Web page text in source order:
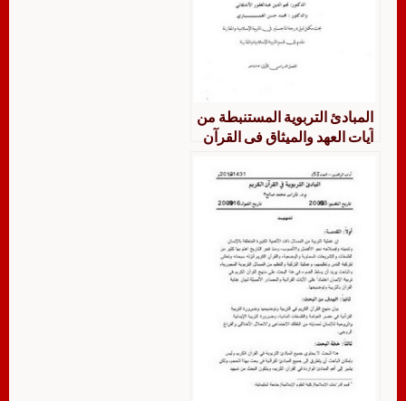
المبادئ التربوية المستنبطة من
آيات العهد والميثاق فى القرآن